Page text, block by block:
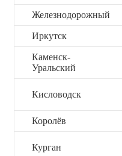
Железнодорожный
Иркутск
Каменск-
Уральский
Кисловодск
Королёв
Курган